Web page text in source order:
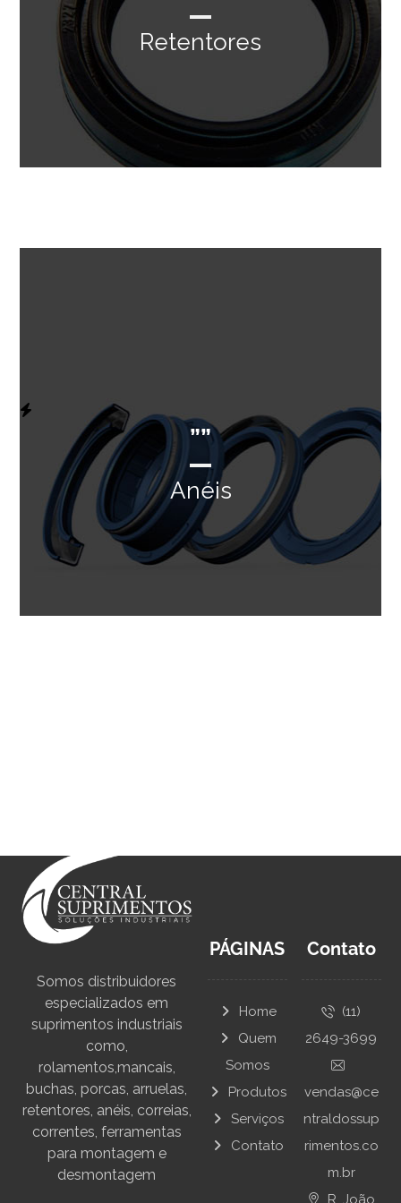
Retentores
””
Anéis
Somos distribuidores
especializados em
suprimentos industriais
como,
rolamentos,mancais,
buchas, porcas, arruelas,
retentores, anéis, correias,
correntes, ferramentas
para montagem e
desmontagem
PÁGINAS
Home
Quem
Somos
Produtos
Serviços
Contato
Contato
(11)
2649-3699
vendas@ce
ntraldossup
rimentos.co
m.br
R. João